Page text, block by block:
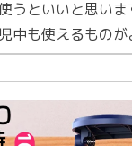
うといいと思い
中も使えるものが